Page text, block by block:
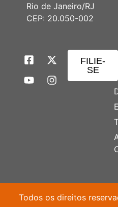
Rio de Janeiro/RJ
CEP: 20.050-002
FILIE-
SE
Todos os direitos